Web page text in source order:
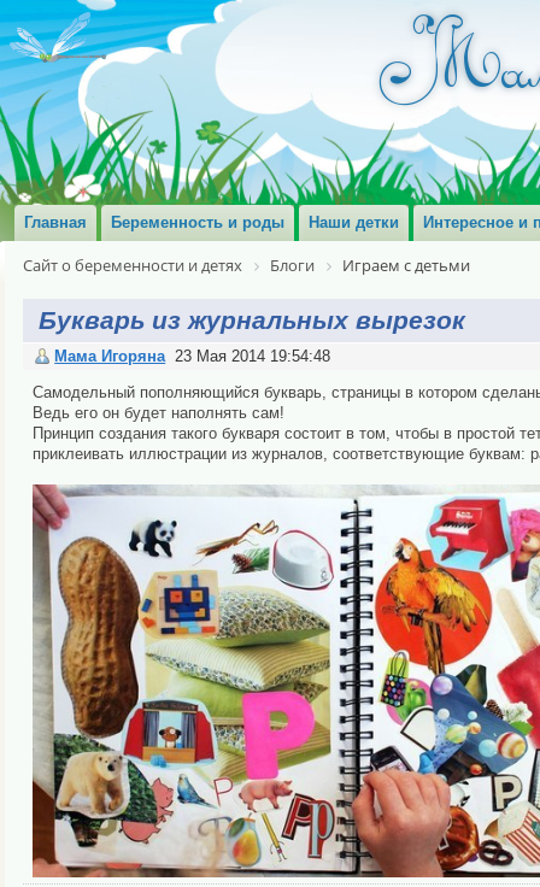
Главная Беременность и роды Наши детки Интересное и
Сайт о беременности и детях Блоги Играем с детьми
Букварь из журнальных вырезок
Мама Игоряна 23 Мая 2014 19:54:48
Самодельный пополняющийся букварь, страницы в котором
Ведь его он будет наполнять сам!
Принцип создания такого букваря состоит в том, чтобы в простой
приклеивать иллюстрации из журналов, соответствующие буквам: